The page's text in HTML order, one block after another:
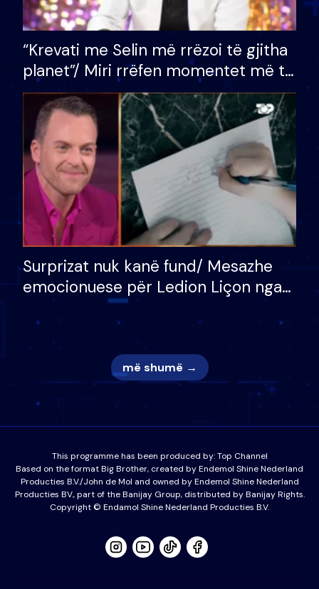
“Krevati me Selin më rrëzoi të gjitha
planet”/ Miri rrëfen momentet më të
bukura në shtëpinë e BB VIP: Do më
mungojë zilja e mëngjesit kur…
Surprizat nuk kanë fund/ Mesazhe
emocionuese për Ledion Liçon nga
nëna dhe fëmijët e tij, moderatori
nuk i mban dot lotët: Nuk meritoj…
më shumë →
This programme has been produced by:Top Channel
Based on the format Big Brother, created by Endemol Shine Nederland
Producties B.V./John de Mol and owned by Endemol Shine Nederland
Producties BV., part of the Banijay Group, distributed by Banijay Rights.
Copyright © Endamol Shine Nederland Producties B.V.